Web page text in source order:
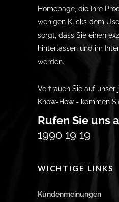
Homepage, die Ihre
wenigen Klicks dem
sorgt, dass Sie einen
hinterlassen und im
werden.
Vertrauen Sie auf unser
Know-How - kommen
Rufen Sie uns
1990 19 19
WICHTIGE LINKS
Kundenmeinungen